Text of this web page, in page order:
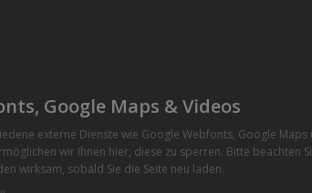
Google Maps & Videos
externe Dienste wie Google Webfonts, Google
wir Ihnen hier, diese zu sperren. Bitte
wirksam, sobald Sie die Seite neu laden.